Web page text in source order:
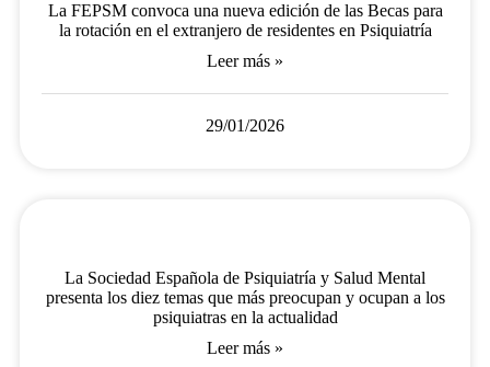
La FEPSM convoca una nueva edición de las Becas para
la rotación en el extranjero de residentes en Psiquiatría
Leer más »
29/01/2026
La Sociedad Española de Psiquiatría y Salud Mental
presenta los diez temas que más preocupan y ocupan a los
psiquiatras en la actualidad
Leer más »